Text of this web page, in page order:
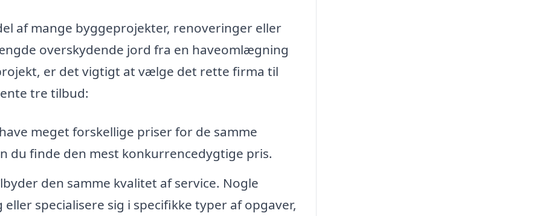
af mange byggeprojekter, renoveringer eller
overskydende jord fra en haveomlægning
er det vigtigt at vælge det rette firma til
tre tilbud:
meget forskellige priser for de samme
du finde den mest konkurrencedygtige pris.
den samme kvalitet af service. Nogle
specialisere sig i specifikke typer af opgaver,